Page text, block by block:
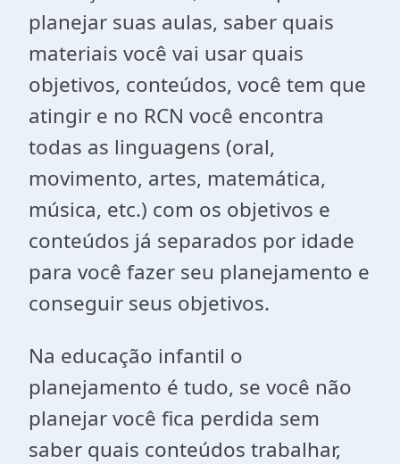
planejar suas aulas, saber quais
materiais você vai usar quais
objetivos, conteúdos, você tem que
atingir e no RCN você encontra
todas as linguagens (oral,
movimento, artes, matemática,
música, etc.) com os objetivos e
conteúdos já separados por idade
para você fazer seu planejamento e
conseguir seus objetivos.
Na educação infantil o
planejamento é tudo, se você não
planejar você fica perdida sem
saber quais conteúdos trabalhar,